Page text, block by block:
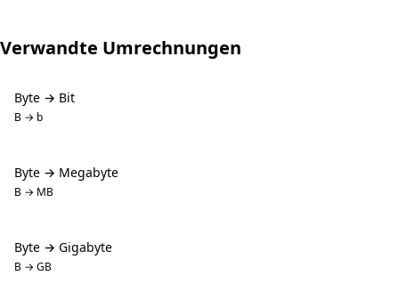
Verwandte Umrechnungen
Byte → Bit
B → b
Byte → Megabyte
B → MB
Byte → Gigabyte
B → GB